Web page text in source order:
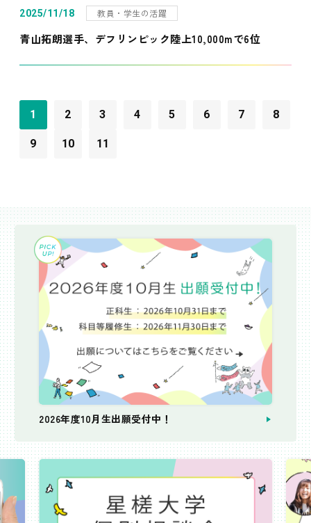
2025/11/18 教員・学生の活躍
青山拓朗選手、デフリンピック陸上10,000mで6位
1 2 3 4 5 6 7 8
9 10 11
2026年度10月生出願受付中！